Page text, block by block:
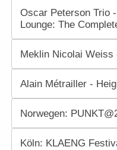
Oscar Peterson Trio
Lounge: The
Meklin Nicolai
Alain Métrailler -
Norwegen:
Köln: KLAENG